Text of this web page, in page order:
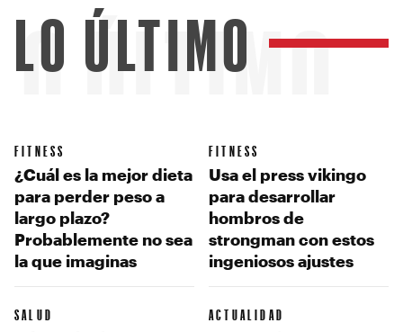
ÚLTIMO
LO ÚLTIMO
FITNESS
¿Cuál es la mejor dieta
para perder peso a
largo plazo?
Probablemente no sea
la que imaginas
FITNESS
Usa el press vikingo
para desarrollar
hombros de
strongman con estos
ingeniosos ajustes
SALUD ACTUALIDAD